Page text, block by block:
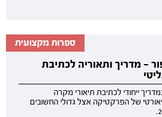
ספרות מקצועית
— מדריך ותאוריה לכתיבת
ייחודי לכתיבת תיאורי מקרה
של הפרקטיקה אצל גדולי החשובים